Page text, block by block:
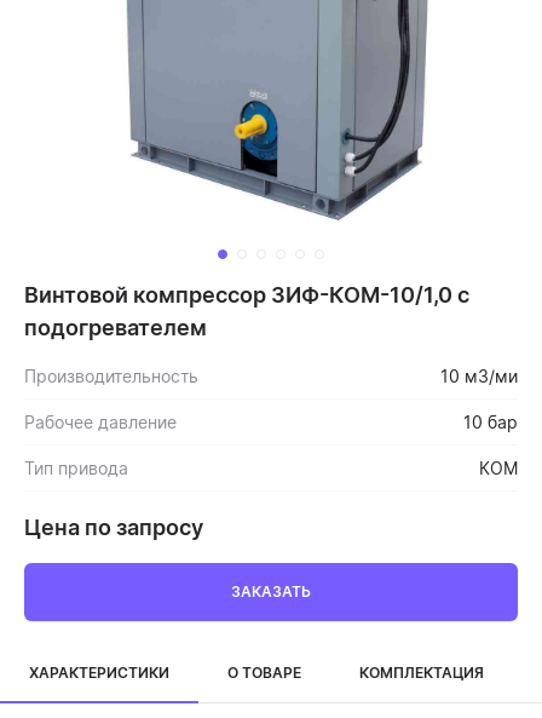
Винтовой компрессор ЗИФ-КОМ-10/1,0 с
подогревателем
Производительность 10 м3/ми
Рабочее давление 10 бар
Тип привода КОМ
Цена по запросу
ЗАКАЗАТЬ
ХАРАКТЕРИСТИКИ О ТОВАРЕ КОМПЛЕКТАЦИЯ